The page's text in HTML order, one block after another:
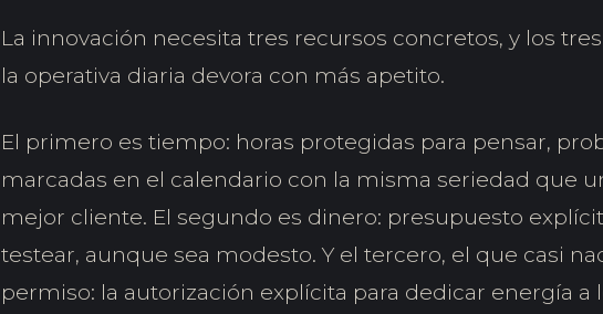
La innovación necesita tres recursos concretos, y los
la operativa diaria devora con más apetito.
El primero es tiempo: horas protegidas para pensar,
marcadas en el calendario con la misma seriedad que
mejor cliente. El segundo es dinero: presupuesto
testear, aunque sea modesto. Y el tercero, el que casi
permiso: la autorización explícita para dedicar energía a